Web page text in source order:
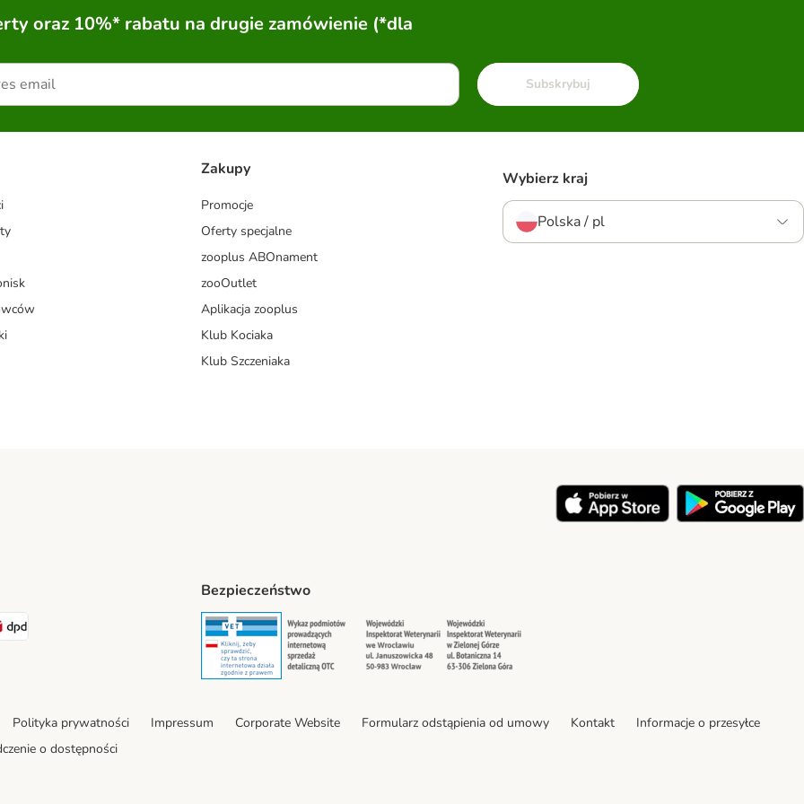
oraz 10%* rabatu na drugie zamówienie (*dla
Subskrybuj
Zakupy
Promocje
Oferty specjalne
zooplus ABOnament
zooOutlet
Aplikacja zooplus
Klub Kociaka
Klub Szczeniaka
Wybierz kraj
Polska / pl
Shipping Method
Paczka Shipping Method
Bezpieczeństwo
Security Security Security
Polityka prywatności Impressum Corporate Website Formularz odstąpienia od umowy Kontakt
Informacje o przesyłce
o dostępności